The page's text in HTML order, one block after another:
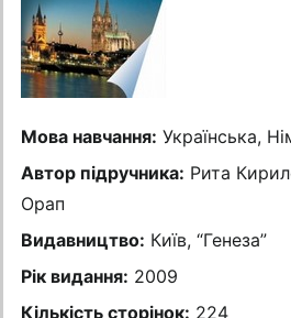
Мова навчання: Українська,
Автор підручника: Рита
Орап
Видавництво: Київ, “Генеза”
Рік видання: 2009
Кількість сторінок: 224